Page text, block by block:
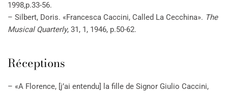
1998,p.33-56.
– Silbert, Doris. «Francesca Caccini, Called La Cecchina». The
Musical Quarterly, 31, 1, 1946, p.50-62.
Réceptions
– «A Florence, [j’ai entendu] la fille de Signor Giulio Caccini,